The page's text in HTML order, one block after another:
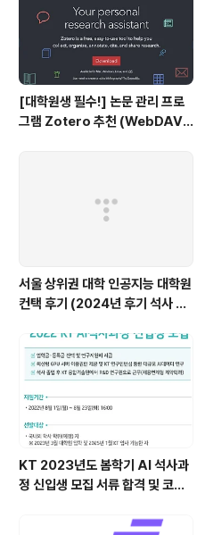
하기 때문에, L..
[대학원생 필수!] 논문 관리 프로
그램 Zotero 추천 (WebDAV
서울 상위권 대학 인공지능 대학원
컨택 후기 (2024년 후기 석사 지
KT 2023년도 봄학기 AI 석사과
정 신입생 모집 서류 합격 및 코딩